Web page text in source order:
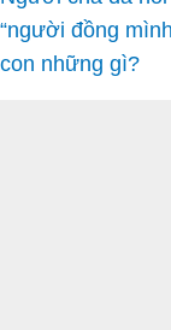
“người đồng
con những gì?